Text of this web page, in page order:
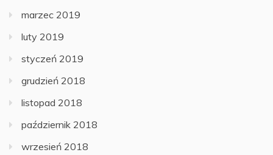
marzec 2019
luty 2019
styczeń 2019
grudzień 2018
listopad 2018
październik 2018
wrzesień 2018